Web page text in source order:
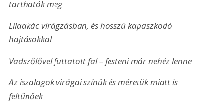
tarthatók meg
Lilaakác virágzásban, és hosszú kapaszkodó
hajtásokkal
Vadszőlővel futtatott fal – festeni már nehéz lenne
Az iszalagok virágai színük és méretük miatt is
feltűnőek